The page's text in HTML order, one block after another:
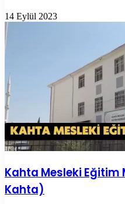
14 Eylül 2023
Kahta Mesleki Eğitim
Kahta)